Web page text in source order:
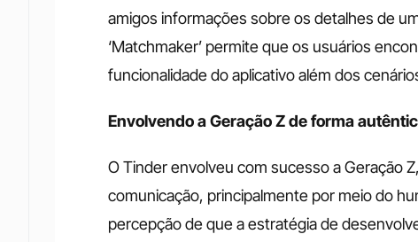
amigos informações sobre os detalhes de
‘Matchmaker’ permite que os usuários
funcionalidade do aplicativo além dos
Envolvendo a Geração Z de forma
O Tinder envolveu com sucesso a Geração
comunicação, principalmente por meio do
percepção de que a estratégia de